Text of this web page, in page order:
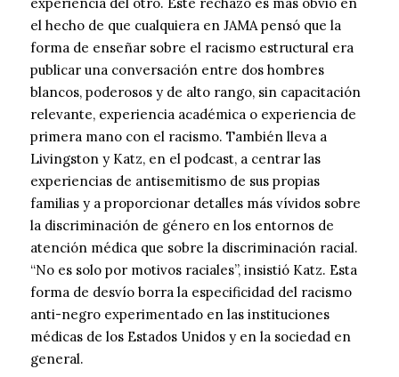
el hecho de que cualquiera en JAMA pensó que la
forma de enseñar sobre el racismo estructural era
publicar una conversación entre dos hombres
blancos, poderosos y de alto rango, sin capacitación
relevante, experiencia académica o experiencia de
primera mano con el racismo. También lleva a
Livingston y Katz, en el podcast, a centrar las
experiencias de antisemitismo de sus propias
familias y a proporcionar detalles más vívidos sobre
la discriminación de género en los entornos de
atención médica que sobre la discriminación racial.
“No es solo por motivos raciales”, insistió Katz. Esta
forma de desvío borra la especificidad del racismo
anti-negro experimentado en las instituciones
médicas de los Estados Unidos y en la sociedad en
general.